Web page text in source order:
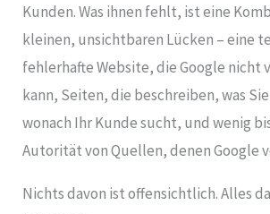
Kunden. Was ihnen fehlt, ist eine
kleinen, unsichtbaren Lücken – eine
fehlerhafte Website, die Google nicht
kann, Seiten, die beschreiben, was
wonach Ihr Kunde sucht, und wenig
Autorität von Quellen, denen Google
Nichts davon ist offensichtlich. Alles